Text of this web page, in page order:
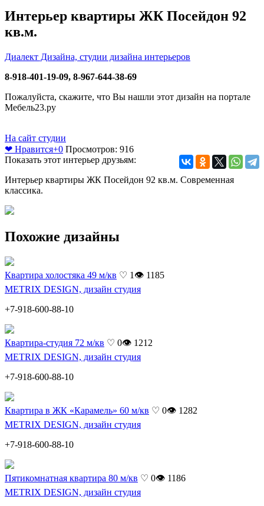
Интерьер квартиры ЖК Посейдон 92
кв.м.
Диалект Дизайна, студии дизайна интерьеров
8-918-401-19-09, 8-967-644-38-69
Пожалуйста, скажите, что Вы нашли этот дизайн на портале
Мебель23.ру
На сайт студии
❤ Нравится+0 Просмотров: 916
Показать этот интерьер друзьям:
Интерьер квартиры ЖК Посейдон 92 кв.м. Современная
классика.
Похожие дизайны
Квартира холостяка 49 м/кв ♡ 1 👁 1185
METRIX DESIGN, дизайн студия
+7-918-600-88-10
Квартира-студия 72 м/кв ♡ 0👁 1212
METRIX DESIGN, дизайн студия
+7-918-600-88-10
Квартира в ЖК «Карамель» 60 м/кв ♡ 0👁 1282
METRIX DESIGN, дизайн студия
+7-918-600-88-10
Пятикомнатная квартира 80 м/кв ♡ 0👁 1186
METRIX DESIGN, дизайн студия